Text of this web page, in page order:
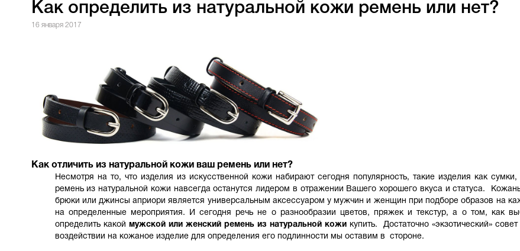
Как определить из натуральной кожи ремень или нет?
16 января 2017
Как отличить из натуральной кожи ваш ремень или нет?
Несмотря на то, что изделия из искусственной кожи набирают сегодня популярность, такие изделия как
ремень из натуральной кожи навсегда останутся лидером в отражении Вашего хорошего вкуса и статуса.
брюки или джинсы априори является универсальным аксессуаром у мужчин и женщин при подборе образов на
на определенные мероприятия. И сегодня речь не о разнообразии цветов, пряжек и текстур, а о том, как
определить какой мужской или женский ремень из натуральной кожикупить. Достаточно «экзотический»
воздействии на кожаное изделие для определения его подлинности мы оставим в стороне.